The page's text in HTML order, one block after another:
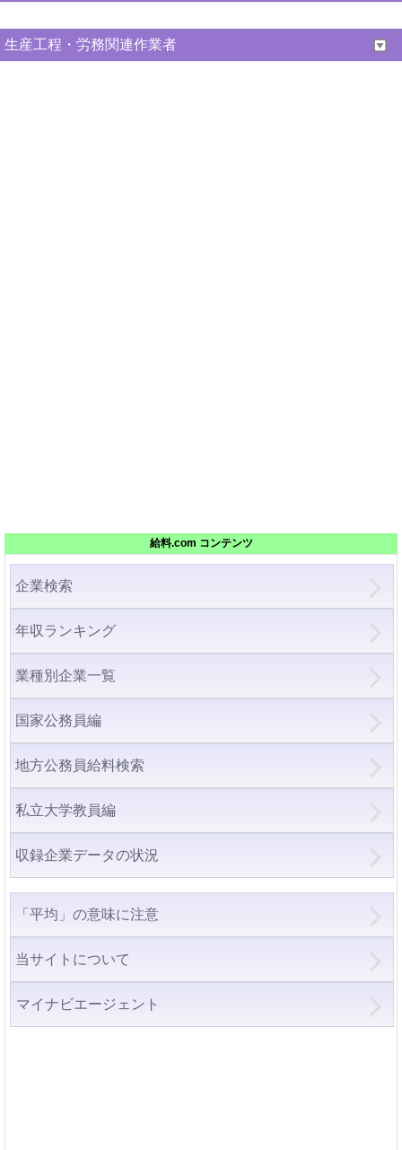
生産工程・労務関連作業者
給料.com コンテンツ
企業検索
年収ランキング
業種別企業一覧
国家公務員編
地方公務員給料検索
私立大学教員編
収録企業データの状況
「平均」の意味に注意
当サイトについて
マイナビエージェント